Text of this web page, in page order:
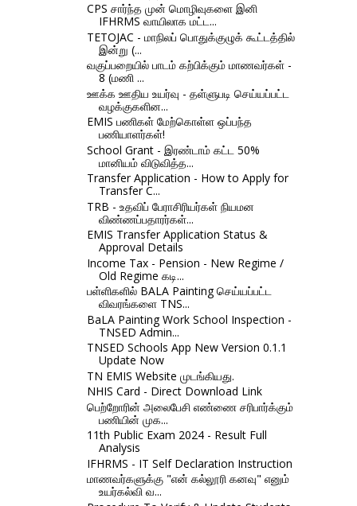
CPS சார்ந்த முன் மொழிவுகளை இனி
IFHRMS வாயிலாக மட்ட...
TETOJAC - மாநிலப் பொதுக்குழுக் கூட்டத்தில்
இன்று (...
வகுப்பறையில் பாடம் கற்பிக்கும் மாணவர்கள் -
8 (மணி ...
ஊக்க ஊதிய உயர்வு - தள்ளுபடி செய்யப்பட்ட
வழக்குகளின...
EMIS பணிகள் மேற்கொள்ள ஒப்பந்த
பணியாளர்கள்!
School Grant - இரண்டாம் கட்ட 50%
மானியம் விடுவித்த...
Transfer Application - How to Apply for
Transfer C...
TRB - உதவிப் பேராசிரியர்கள் நியமன
விண்ணப்பதாரர்கள்...
EMIS Transfer Application Status &
Approval Details
Income Tax - Pension - New Regime /
Old Regime கடி...
பள்ளிகளில் BALA Painting செய்யப்பட்ட
விவரங்களை TNS...
BaLA Painting Work School Inspection -
TNSED Admin...
TNSED Schools App New Version 0.1.1
Update Now
TN EMIS Website முடங்கியது.
NHIS Card - Direct Download Link
பெற்றோரின் அலைபேசி எண்ணை சரிபார்க்கும்
பணியின் முக...
11th Public Exam 2024 - Result Full
Analysis
IFHRMS - IT Self Declaration Instruction
மாணவர்களுக்கு "என் கல்லூரி கனவு" எனும்
உயர்கல்வி வ...